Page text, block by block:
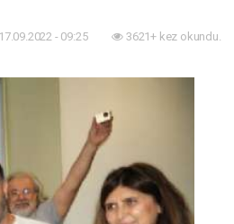
- 09:25 3621+ kez okundu.